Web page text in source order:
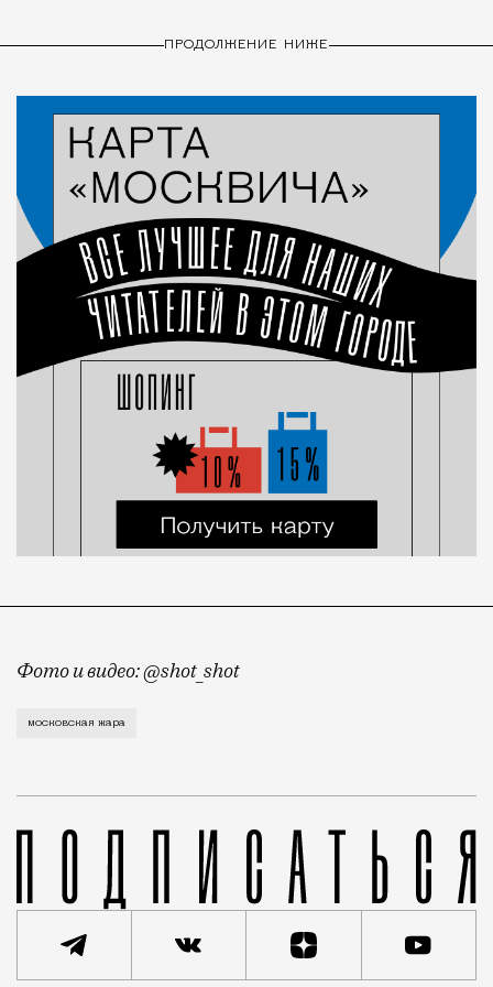
ПРОДОЛЖЕНИЕ НИЖЕ
Фото и видео: @shot_shot
Москва сегодня переживает, возможно, самый
московская жара